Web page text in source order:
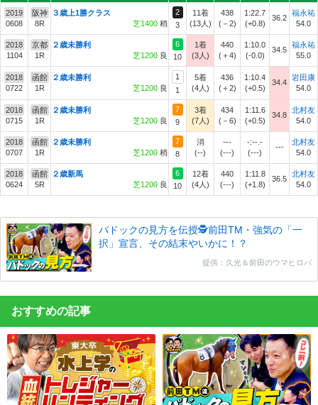
2019
0608
阪神
8R
３歳上1勝クラス
芝1400 稍
2
3
11着
(13人)
438
(－2)
1:22.7
(+0.8)
36.2
福永祐
54.0
2018
1104
京都
1R
２歳未勝利
芝1200 良
6
10
1着
(3人)
440
(＋4)
1:10.0
(-0.0)
34.5
福永祐
55.0
2018
0722
函館
1R
２歳未勝利
芝1200 良
1
1
5着
(4人)
436
(＋2)
1:10.4
(+0.5)
34.4
岩田康
54.0
2018
0715
函館
1R
２歳未勝利
芝1200 良
7
9
3着
(7人)
434
(－6)
1:11.6
(+0.5)
34.8
北村友
54.0
2018
0707
函館
1R
２歳未勝利
芝1200 稍
7
8
消
(--)
---
(---)
-:--.-
(---)
---
北村友
54.0
2018
0624
函館
5R
２歳新馬
芝1200 良
6
10
12着
(4人)
440
(---)
1:11.8
(+1.8)
36.5
北村友
54.0
パドックの見方を伝授🕵前田TM・強気の「一
択」宣言、その結末やいかに！？
提供：久光＆前田のウマヒロバ
おすすめの記事